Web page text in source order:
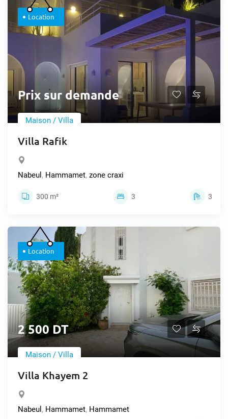
Location
Prix sur demande
Maison / Villa
Villa Rafik
Nabeul , Hammamet, zone craxi
300 m² 3 3
Location
2 500 DT
Maison / Villa
Villa Khayem 2
Nabeul , Hammamet, Hammamet